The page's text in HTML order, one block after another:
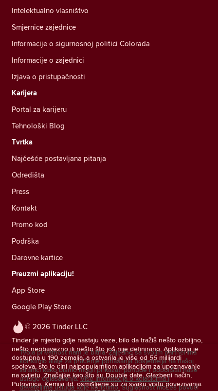
© 2026 Tinder LLC
Tinder je mjesto gdje nastaju veze, bilo da tražiš nešto ozbiljno,
nešto neobavezno ili nešto što još nije definirano. Aplikacija je
dostupna u 190 zemalja, a ostvarila je više od 55 milijardi
spojeva, što je čini najpopularnijom aplikacijom za upoznavanje
na svijetu. Značajke kao što su Double date, Glazbeni način,
Putovnica, Kemija itd. osmišljene su za svaku vrstu povezivanja.
Intelektualno vlasništvo
Smjernice zajednice
Informacije o sigurnosnoj politici Colorada
Informacije o zajednici
Izjava o pristupačnosti
Karijera
Portal za karijeru
Tehnološki Blog
Tvrtka
Najčešće postavljana pitanja
Odredišta
Press
Kontakt
Promo kod
Podrška
Darovne kartice
Preuzmi aplikaciju!
App Store
Google Play Store
Tvoja privatnost nam je bitna. Zajedno sa svojim partnerima
koristimo alate za praćenje ponašanja posjetitelja na našoj
stranici kako bismo mogli prikazati ponude i poboljšati naše
usluge oglašavanja. Više informacija o kolačićima i
davateljima usluga koje koristimo. Suglasnost možeš povući